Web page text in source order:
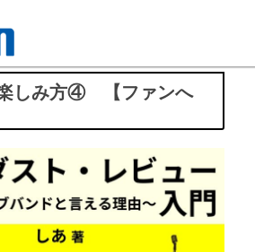
ン）
しみ方④ 【ファンへ